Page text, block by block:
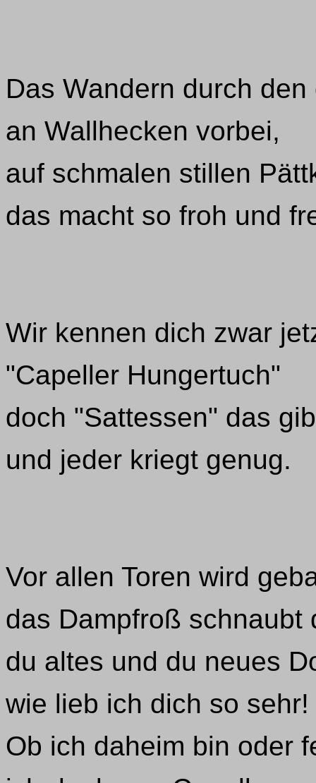
Das Wandern durch
an Wallhecken vorbei,
auf schmalen stillen
das macht so froh und
Wir kennen dich zwar
"Capeller Hungertuch"
doch "Sattessen" das
und jeder kriegt genug.
Vor allen Toren wird
das Dampfroß schnaubt
du altes und du neues
wie lieb ich dich so sehr!
Ob ich daheim bin oder